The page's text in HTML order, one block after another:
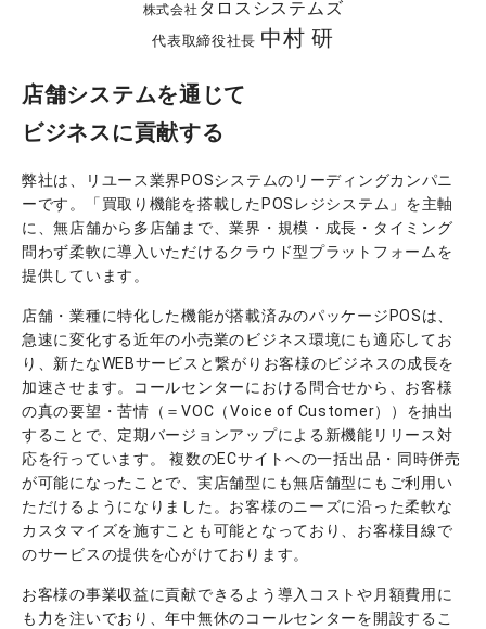
店舗システムを通じて
ビジネスに貢献する
弊社は、リユース業界POSシステムのリーディングカンパニ
ーです。「買取り機能を搭載したPOSレジシステム」を主軸
に、無店舗から多店舗まで、業界・規模・成長・タイミング
問わず柔軟に導入いただけるクラウド型プラットフォームを
提供しています。
店舗・業種に特化した機能が搭載済みのパッケージPOSは、
急速に変化する近年の小売業のビジネス環境にも適応してお
り、新たなWEBサービスと繋がりお客様のビジネスの成長を
加速させます。コールセンターにおける問合せから、お客様
の真の要望・苦情（＝VOC（Voice of Customer））を抽出
することで、定期バージョンアップによる新機能リリース対
応を行っています。 複数のECサイトへの一括出品・同時併売
が可能になったことで、実店舗型にも無店舗型にもご利用い
ただけるようになりました。お客様のニーズに沿った柔軟な
カスタマイズを施すことも可能となっており、お客様目線で
のサービスの提供を心がけております。
お客様の事業収益に貢献できるよう導入コストや月額費用に
も力を注いでおり、年中無休のコールセンターを開設するこ
株式会社 タロスシステムズ
代表取締役社長 中村 研